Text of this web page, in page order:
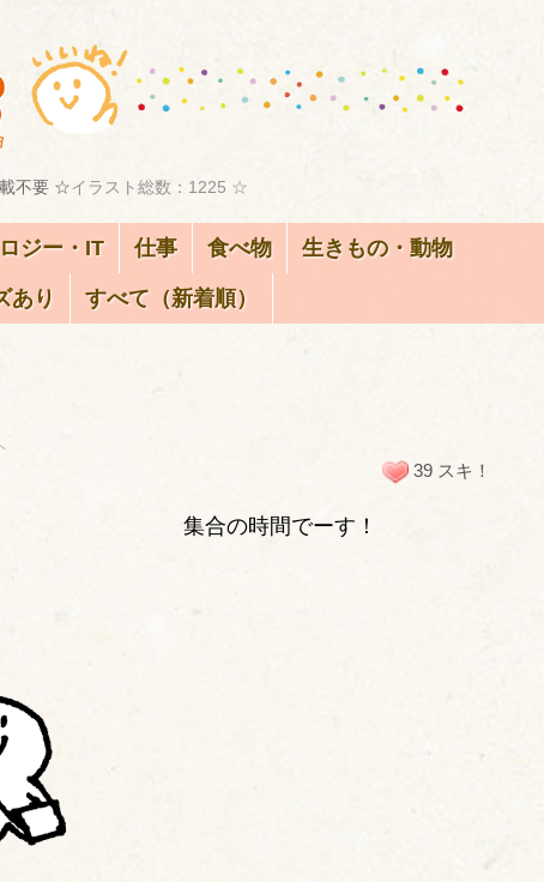
不要 ☆イラスト総数：1225 ☆
ジー・IT 仕事 食べ物 生きもの・動物
あり すべて（新着順）
集合の時間でーす！
39 スキ！